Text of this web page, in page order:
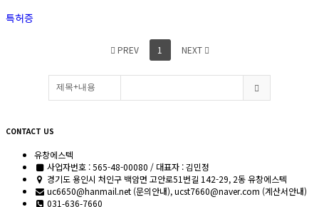
특허증
PREV 1 NEXT
CONTACT US
유창에스텍
사업자번호 : 565-48-00080 / 대표자 : 김민정
경기도 용인시 처인구 백암면 고안로51번길 142-29, 2동 유창에스텍
uc6650@hanmail.net (문의안내), ucst7660@naver.com (계산서안내)
031-636-7660